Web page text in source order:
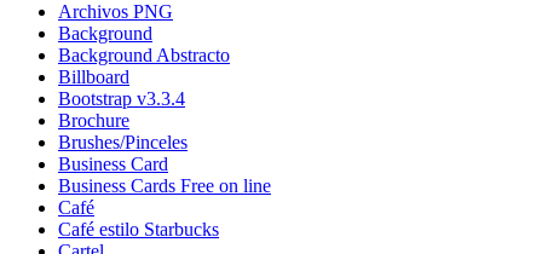
Archivos PNG
Background
Background Abstracto
Billboard
Bootstrap v3.3.4
Brochure
Brushes/Pinceles
Business Card
Business Cards Free on line
Café
Café estilo Starbucks